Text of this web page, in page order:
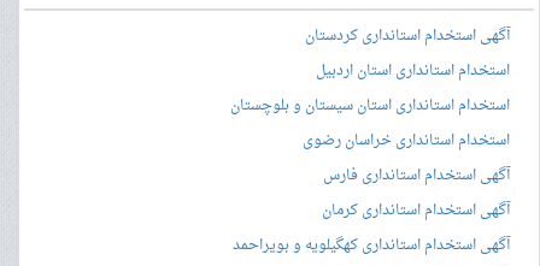
آگهی استخدام استانداری کردستان
استخدام استانداری استان اردبیل
استخدام استانداری استان سیستان و بلوچستان
استخدام استانداری خراسان رضوی
آگهی استخدام استانداری فارس
آگهی استخدام استانداری کرمان
آگهی استخدام استانداری کهگیلویه و بویراحمد